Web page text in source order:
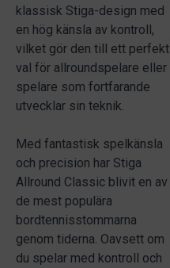
klassisk Stiga-design med
en hög känsla av kontroll,
vilket gör den till ett perfekt
val för allroundspelare eller
spelare som fortfarande
utvecklar sin teknik.
Med fantastisk spelkänsla
och precision har Stiga
Allround Classic blivit en av
de mest populära
bordtennisstommarna
genom tiderna. Oavsett om
du spelar med kontroll och